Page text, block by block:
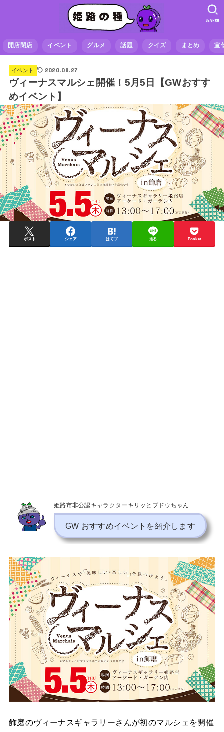
開店閉店 イベント グルメ 話題 クイズ まとめ 宣
SEARCH
イベント 2020.08.27
ヴィーナスマルシェ開催！5月5日【GWおすす
めイベント】
ポスト シェア はてブ 送る Pocket
姫路市非公認キャラクターキリッとブドウちゃん
GW おすすめイベントを紹介します
飾磨のヴィーナスギャラリーさんが初のマルシェを開催